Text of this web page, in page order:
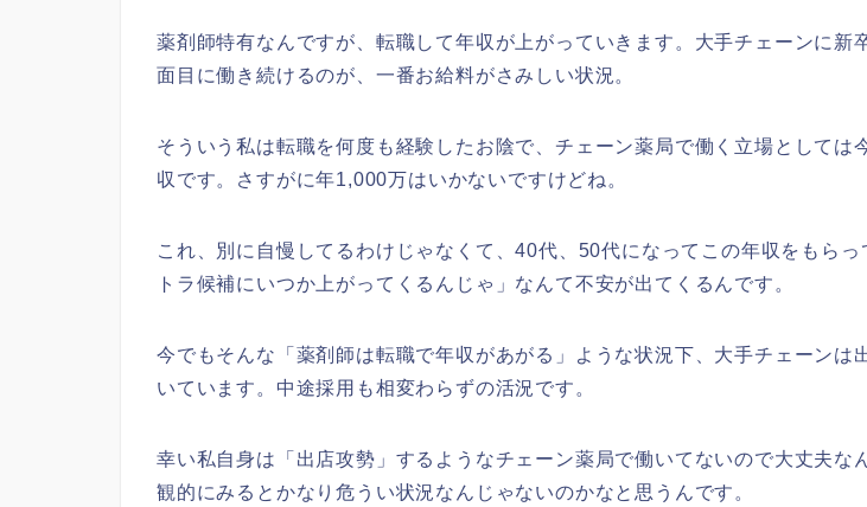
薬剤師特有なんですが、転職して年収が上がっていきます。大手チェーンに新
面目に働き続けるのが、一番お給料がさみしい状況。
そういう私は転職を何度も経験したお陰で、チェーン薬局で働く立場としては
収です。さすがに年1,000万はいかないですけどね。
これ、別に自慢してるわけじゃなくて、40代、50代になってこの年収をもらっ
トラ候補にいつか上がってくるんじゃ」なんて不安が出てくるんです。
今でもそんな「薬剤師は転職で年収があがる」ような状況下、大手チェーンは
いています。中途採用も相変わらずの活況です。
幸い私自身は「出店攻勢」するようなチェーン薬局で働いてないので大丈夫な
観的にみるとかなり危うい状況なんじゃないのかなと思うんです。